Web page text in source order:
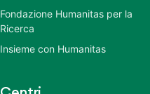
Fondazione Humanitas per la
Ricerca
Insieme con Humanitas